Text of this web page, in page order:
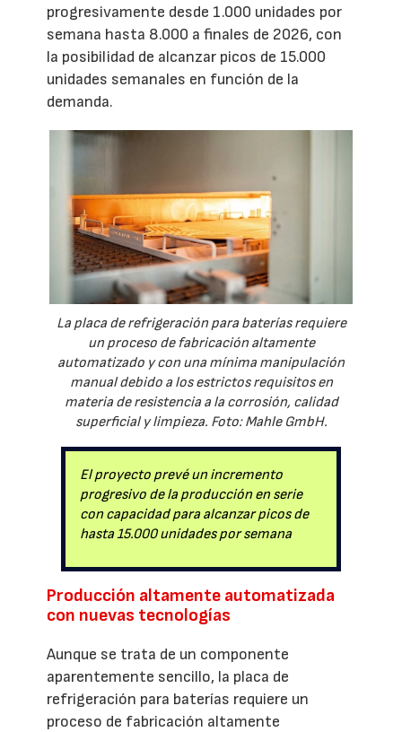
progresivamente desde 1.000 unidades por
semana hasta 8.000 a finales de 2026, con
la posibilidad de alcanzar picos de 15.000
unidades semanales en función de la
demanda.
La placa de refrigeración para baterías requiere
un proceso de fabricación altamente
automatizado y con una mínima manipulación
manual debido a los estrictos requisitos en
materia de resistencia a la corrosión, calidad
superficial y limpieza. Foto: Mahle GmbH.
El proyecto prevé un incremento
progresivo de la producción en serie
con capacidad para alcanzar picos de
hasta 15.000 unidades por semana
Producción altamente automatizada
con nuevas tecnologías
Aunque se trata de un componente
aparentemente sencillo, la placa de
refrigeración para baterías requiere un
proceso de fabricación altamente